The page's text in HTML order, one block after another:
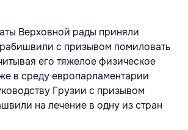
Верховной рады приняли
с призывом помиловать
его тяжелое физическое
в среду европарламентарии
Грузии с призывом
на лечение в одну из стран